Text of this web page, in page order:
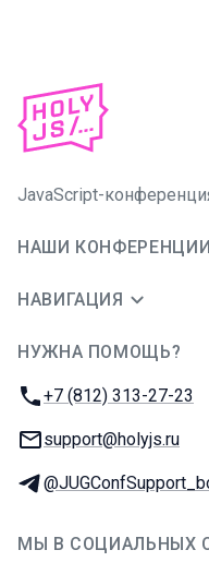
JavaScript-
НАШИ КОНФЕРЕНЦИИ
НАВИГАЦИЯ
НУЖНА ПОМОЩЬ?
Телефон:
+7 (812) 313-27-23
E-mail:
support@holyjs.ru
Телеграм:
МЫ В СОЦИАЛЬНЫХ